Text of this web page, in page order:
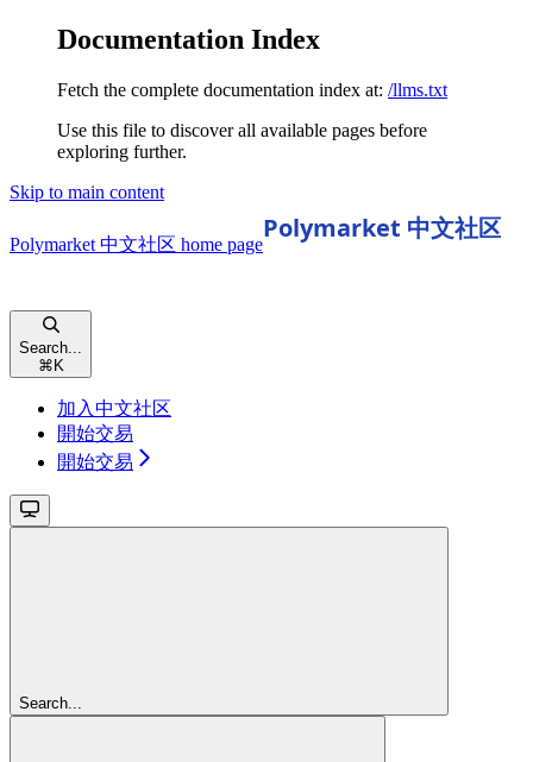
Documentation Index
Fetch the complete documentation index at: /llms.txt
Use this file to discover all available pages before
exploring further.
Skip to main content
Polymarket 中文社区 home page
Search...
⌘ K
加入中文社区
開始交易
開始交易
Search...